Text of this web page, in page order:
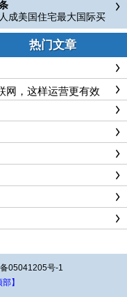
成美国住宅最大国际买
热门文章
网，这样运营更有效
05041205号-1
】